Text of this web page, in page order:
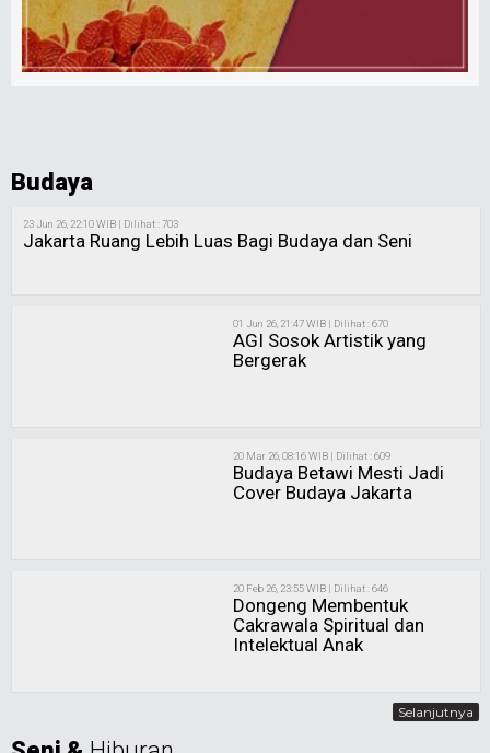
Budaya
01 Jun 26, 21:47 WIB | Dilihat : 670
AGI Sosok Artistik yang
Bergerak